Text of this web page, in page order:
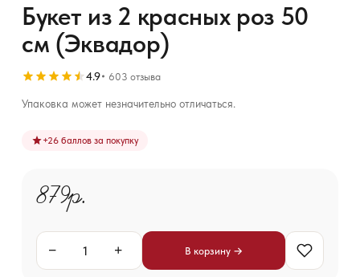
Букет из 2 красных роз 50
см (Эквадор)
4.9 603 отзыва
Упаковка может незначительно отличаться.
+26 баллов за покупку
879р.
− + В корзину →